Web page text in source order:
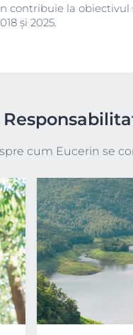
contribuie la obiectivul
și 2025.
cum Eucerin se